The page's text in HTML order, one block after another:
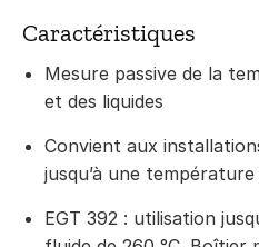
Caractéristiques
Mesure passive de la
et des liquides
Convient aux
jusqu’à une
EGT 392 : utilisation